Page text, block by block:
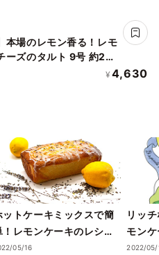
本場のレモン香る！レモ
ーズのタルト 9号 約28
¥ 4,630
ットケーキミックスで簡
！レモンケーキのレシピ
紹介！
05/16
リッ
モン
とは
2022/05/